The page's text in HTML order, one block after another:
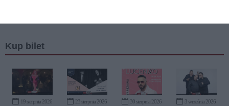
Kup bilet
19 sierpnia 2026 23 sierpnia 2026 30 sierpnia 2026 3 września 2026